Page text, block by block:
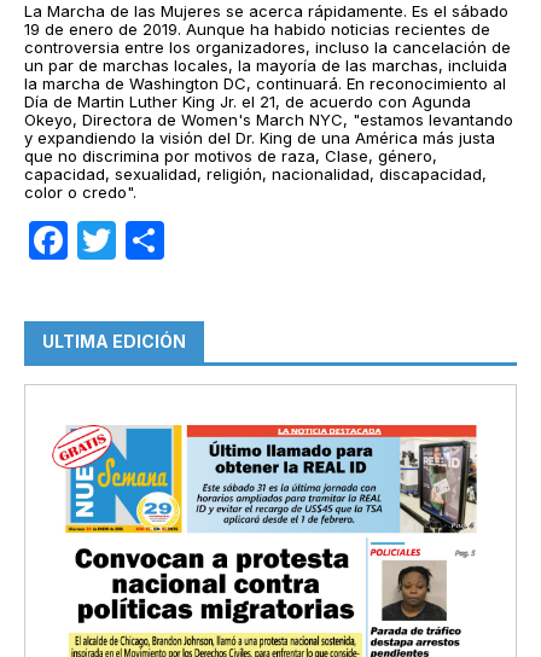
La Marcha de las Mujeres se acerca rápidamente. Es el sábado
19 de enero de 2019. Aunque ha habido noticias recientes de
controversia entre los organizadores, incluso la cancelación de
un par de marchas locales, la mayoría de las marchas, incluida
la marcha de Washington DC, continuará. En reconocimiento al
Día de Martin Luther King Jr. el 21, de acuerdo con Agunda
Okeyo, Directora de Women's March NYC, "estamos levantando
y expandiendo la visión del Dr. King de una América más justa
que no discrimina por motivos de raza, Clase, género,
capacidad, sexualidad, religión, nacionalidad, discapacidad,
color o credo".
Facebook
Twitter
ULTIMA EDICIÓN